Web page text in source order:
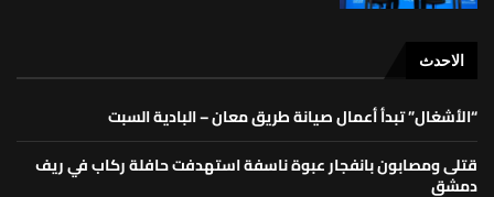
الاحدث
“الأشغال” تبدأ أعمال صيانة طريق معان – البادية السبت
قتلى ومصابون بانفجار عبوة ناسفة استهدفت حافلة ركاب في ريف
دمشق